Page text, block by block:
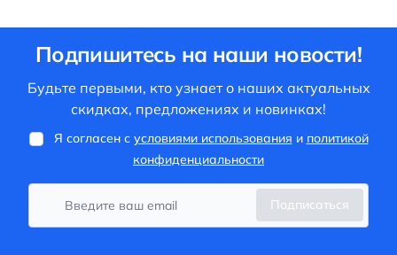
Подпишитесь на наши новости!
Будьте первыми, кто узнает о наших актуальных
скидках, предложениях и новинках!
Я согласен с условиями использования и политикой
конфиденциальности
Подписаться